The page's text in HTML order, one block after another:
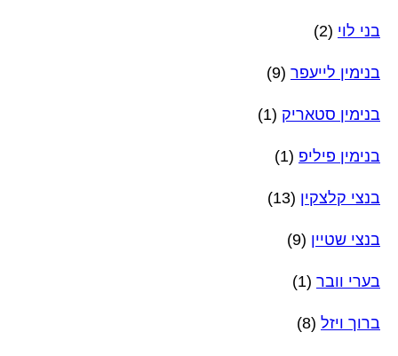
בני לוי (2)
בנימין לייעפר (9)
בנימין סטאריק (1)
בנימין פיליפ (1)
בנצי קלצקין (13)
בנצי שטיין (9)
בערי וובר (1)
ברוך ויזל (8)